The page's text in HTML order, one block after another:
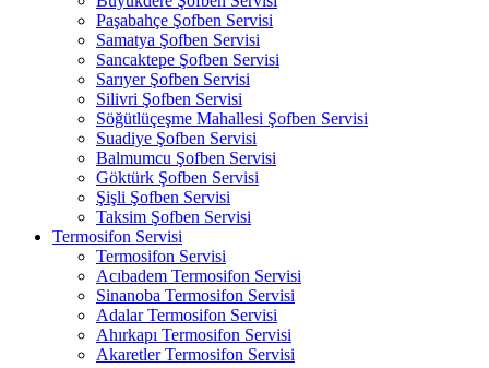
Paşabahçe Şofben Servisi
Samatya Şofben Servisi
Sancaktepe Şofben Servisi
Sarıyer Şofben Servisi
Silivri Şofben Servisi
Söğütlüçeşme Mahallesi Şofben Servisi
Suadiye Şofben Servisi
Balmumcu Şofben Servisi
Göktürk Şofben Servisi
Şişli Şofben Servisi
Taksim Şofben Servisi
Termosifon Servisi
Termosifon Servisi
Acıbadem Termosifon Servisi
Sinanoba Termosifon Servisi
Adalar Termosifon Servisi
Ahırkapı Termosifon Servisi
Akaretler Termosifon Servisi